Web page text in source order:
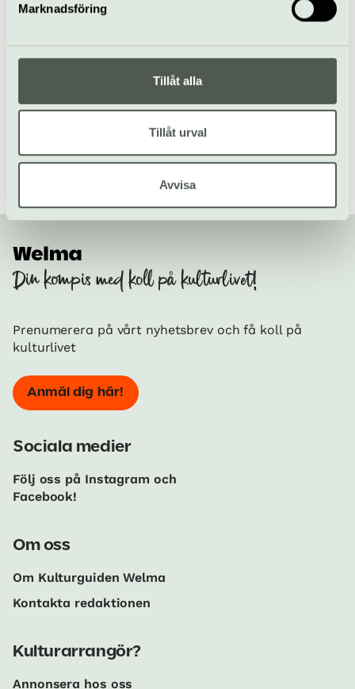
Marknadsföring
Tillåt alla
Tillåt urval
Avvisa
Besöksmål i Stockholm / Östasiatiska museet
Din kompis med koll på kulturlivet!
Prenumerera på vårt nyhetsbrev och få koll på
kulturlivet
Anmäl dig här!
Sociala medier
Följ oss på Instagram och
Facebook!
Om oss
Om Kulturguiden Welma
Kontakta redaktionen
Kulturarrangör?
Annonsera hos oss